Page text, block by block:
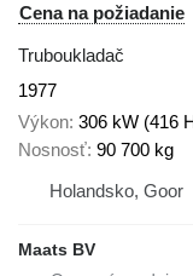
Cena na požiadanie
Truboukladač
1977
Výkon 306 kW (416
Nosnosť 90 700 kg
Holandsko, Goor
Maats BV